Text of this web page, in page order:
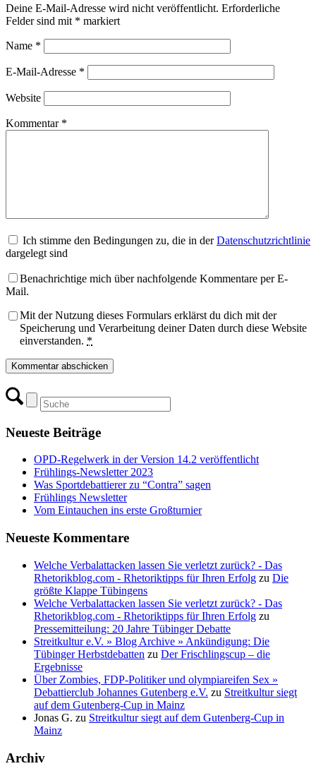
Deine E-Mail-Adresse wird nicht veröffentlicht. Erforderliche
Felder sind mit * markiert
Name *
E-Mail-Adresse *
Website
Kommentar *
Ich stimme den Bedingungen zu, die in derDatenschutzrichtlinie
dargelegt sind
Benachrichtige mich über nachfolgende Kommentare per E-
Mail.
Mit der Nutzung dieses Formulars erklärst du dich mit der
Speicherung und Verarbeitung deiner Daten durch diese Website
einverstanden. *
Neueste Beiträge
OPD-Regelwerk in der Version 14.2 veröffentlicht
Frühlings-Newsletter 2023
Was Sportdebattierer zu “Contra” sagen
Frühlings Newsletter
Vom Eintauchen ins erste Großturnier
Neueste Kommentare
Welche Verbalattacken lassen Sie verletzt zurück? - Das
Rhetorikblog.com - Rhetoriktipps für Ihren Erfolg zu Die
größte Klappe Tübingens
Welche Verbalattacken lassen Sie verletzt zurück? - Das
Rhetorikblog.com - Rhetoriktipps für Ihren Erfolg zu
Pressemitteilung: 20 Jahre Tübinger Debatte
Streitkultur e.V. » Blog Archive » Ankündigung: Die
Tübinger Herbstdebatten zu Der Frischlingscup – die
Ergebnisse
Über Zombies, FDP-Politiker und olympiareifen Sex »
Debattierclub Johannes Gutenberg e.V. zu Streitkultur siegt
auf dem Gutenberg-Cup in Mainz
Jonas G. zu Streitkultur siegt auf dem Gutenberg-Cup in
Mainz
Archiv